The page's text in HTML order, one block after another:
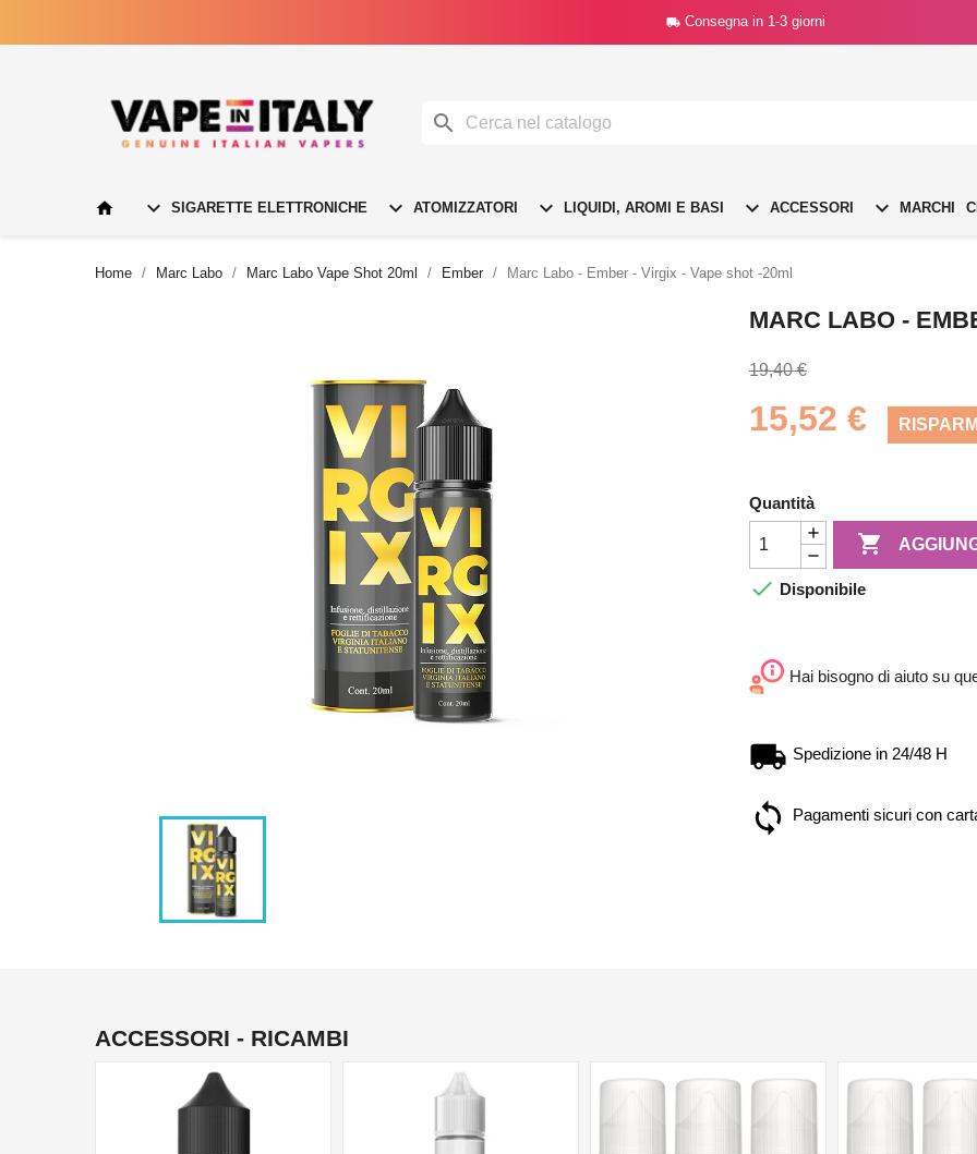
 Consegna in 1-3 giorni

  SIGARETTE ELETTRONICHE  ATOMIZZATORI  LIQUIDI, AROMI E BASI  ACCESSORI  MARCHI
Home Marc Labo Marc Labo Vape Shot 20ml Ember Marc Labo - Ember - Virgix - Vape shot -20ml
MARC LABO -
19,40 €
15,52 €
Quantità

 Disponibile
Hai bisogno di aiuto su
Spedizione in 24/48 H
Pagamenti sicuri con
ACCESSORI - RICAMBI